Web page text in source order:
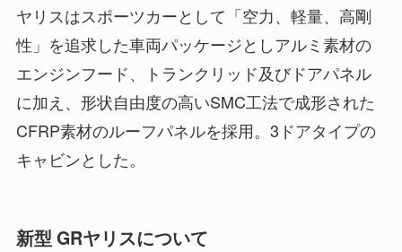
ヤリスはスポーツカーとして「空力、軽量、高剛
性」を追求した車両パッケージとしアルミ素材の
エンジンフード、トランクリッド及びドアパネル
に加え、形状自由度の高いSMC工法で成形された
CFRP素材のルーフパネルを採用。3ドアタイプの
キャビンとした。
新型 GRヤリスについて